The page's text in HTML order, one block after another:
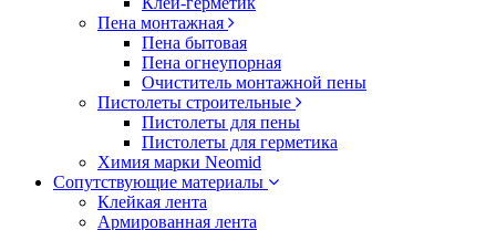
Пена монтажная
Пена бытовая
Пена огнеупорная
Очиститель монтажной пены
Пистолеты строительные
Пистолеты для пены
Пистолеты для герметика
Химия марки Neomid
Сопутствующие материалы
Клейкая лента
Армированная лента